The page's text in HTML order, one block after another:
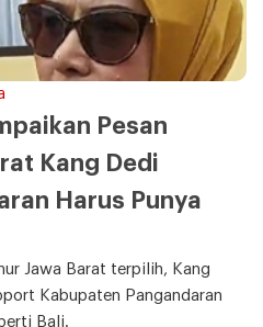
Pesan
Kang Dedi
Harus Punya
Jawa Barat terpilih, Kang
Kabupaten Pangandaran
Bali.